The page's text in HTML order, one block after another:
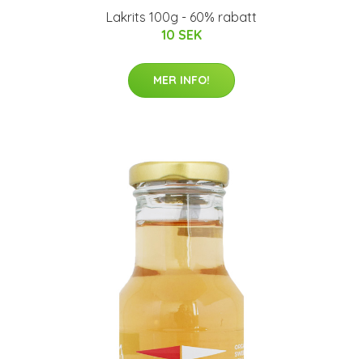
Lakrits 100g - 60% rabatt
10 SEK
MER INFO!